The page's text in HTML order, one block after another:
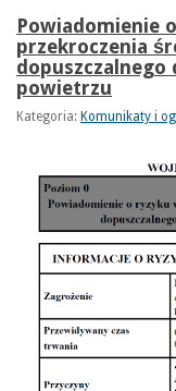
Powiadomienie
przekroczenia
dopuszczalnego
powietrzu
Kategoria: Komunikaty i